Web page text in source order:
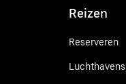
Reizen
Reserveren
Luchthavens